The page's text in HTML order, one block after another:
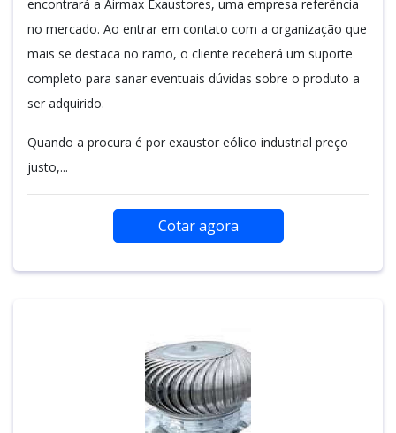
encontrará a Airmax Exaustores, uma empresa referência
no mercado. Ao entrar em contato com a organização que
mais se destaca no ramo, o cliente receberá um suporte
completo para sanar eventuais dúvidas sobre o produto a
ser adquirido.
Quando a procura é por exaustor eólico industrial preço
justo,...
Cotar agora